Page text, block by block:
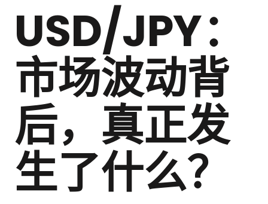
USD/JPY：
市场波动背
后，真正发
生了什么？